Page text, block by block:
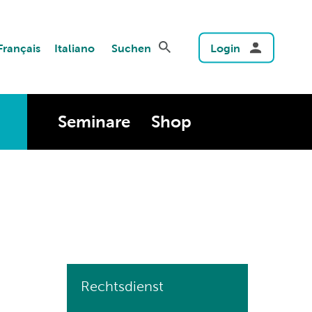
Italiano Suchen Login
Seminare Shop
Rechtsdienst